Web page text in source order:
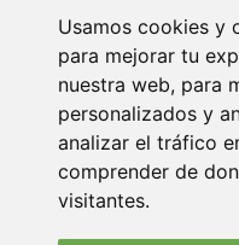
Usamos cookies y
para mejorar tu
nuestra web, para
personalizados y
analizar el tráfico
comprender de
visitantes.
Email: